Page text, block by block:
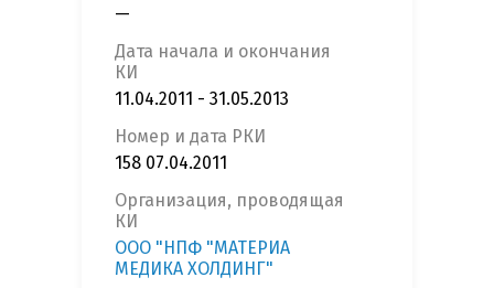
—
Дата начала и окончания
КИ
11.04.2011 - 31.05.2013
Номер и дата РКИ
158 07.04.2011
Организация, проводящая
КИ
ООО "НПФ "МАТЕРИА
МЕДИКА ХОЛДИНГ"